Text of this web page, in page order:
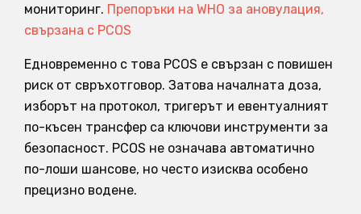
мониторинг. Препоръки на WHO за ановулация,
свързана с PCOS
Едновременно с това PCOS е свързан с повишен
риск от свръхотговор. Затова началната доза,
изборът на протокол, тригерът и евентуалният
по-късен трансфер са ключови инструменти за
безопасност. PCOS не означава автоматично
по-лоши шансове, но често изисква особено
прецизно водене.